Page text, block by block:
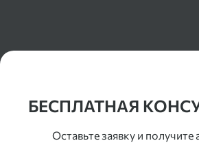
Контакты
БЕСПЛАТНАЯ
Оставьте заявку и получите